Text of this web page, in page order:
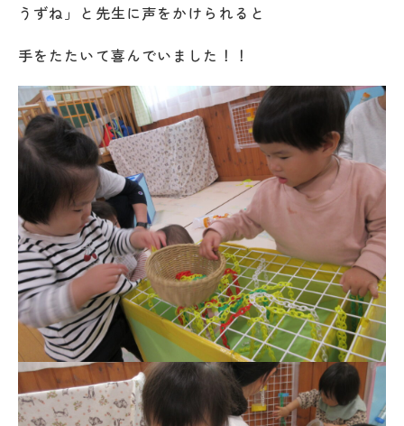
うずね」と先生に声をかけられると
手をたたいて喜んでいました！！